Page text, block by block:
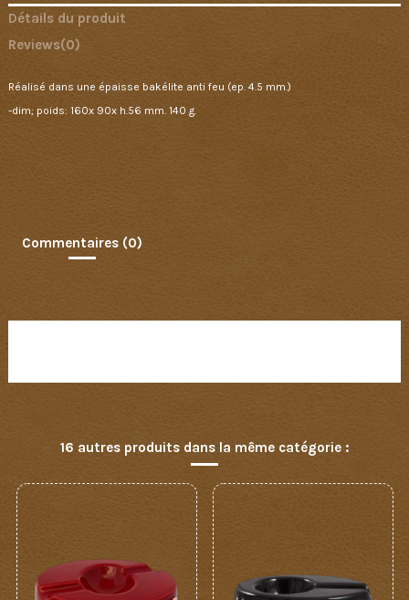
Détails du produit
Reviews(0)
Réalisé dans une épaisse bakélite anti feu (ep. 4.5 mm.)
-dim; poids: 160x 90x h.56 mm. 140 g.
Commentaires (0)
16 autres produits dans la même catégorie :